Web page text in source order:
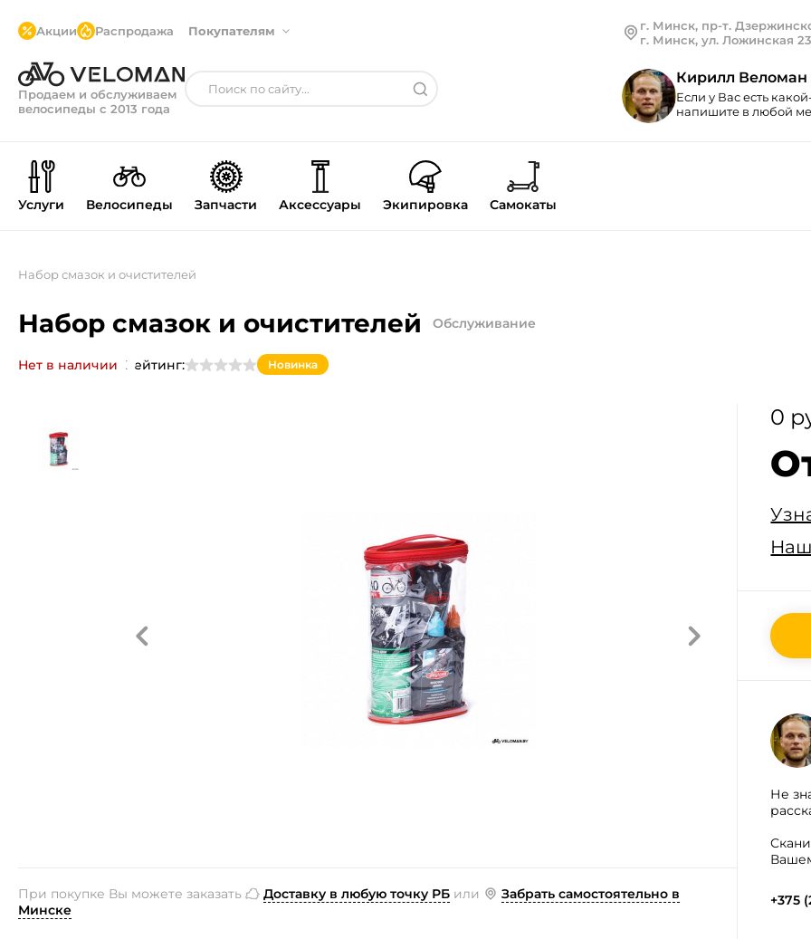
Акции Распродажа Покупателям
Продаем и обслуживаем
велосипеды с 2013 года
г. Минск, пр-т.
г. Минск, ул. Ложинская 23
Кирилл Веломан
Если у Вас есть
напишите в любой
Услуги Велосипеды Запчасти Аксессуары Экипировка Самокаты
Набор смазок и очистителей
Набор смазок и очистителей Обслуживание
Нет в наличии Рейтинг: Новинка
При покупке Вы можете заказать Доставку в любую точку РБ или
Забрать самостоятельно в
Минске
0
Не
+375